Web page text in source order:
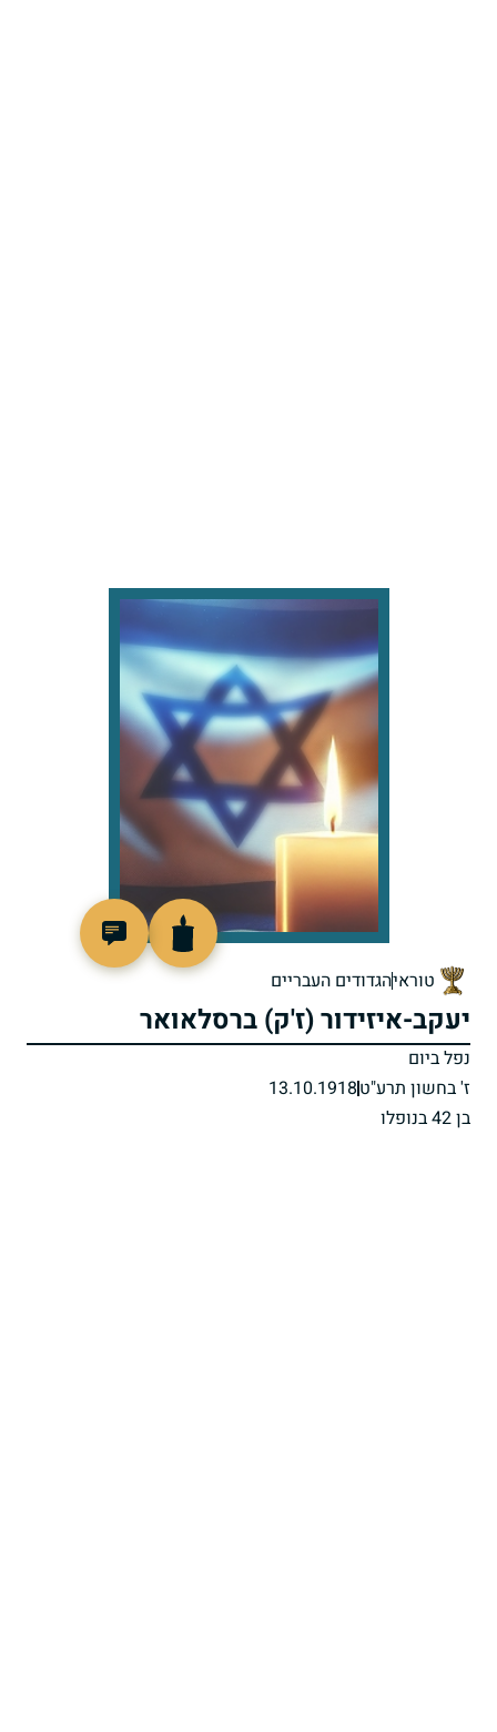
טוראיהגדודים העבריים
יעקב-איזידור (ז'ק) ברסלאואר
נפל ביום
ז' בחשון תרע"ט13.10.1918
בן 42 בנופלו